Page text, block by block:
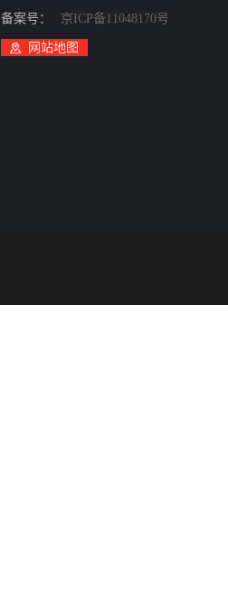
备案号：
京ICP备11048170号
网站地图